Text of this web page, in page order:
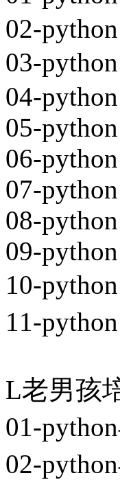
02-
03-
04-
05-
06-
07-
08-
09-
10-
11-
L老男孩
01-
02-